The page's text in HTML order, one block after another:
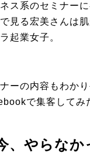
ス系のセミナー
見る宏美さんは
起業女子。
ーの内容もわか
で集客してみ
、 やらなか